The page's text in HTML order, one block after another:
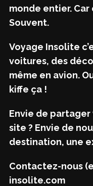
monde entier. Car
Souvent.
Voyage Insolite
voitures, des
même en avion.
kiffe ça !
Envie de
site ? Envie de
destination, une
Contactez-nous
insolite.com